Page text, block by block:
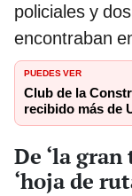
policiales y
encontraban
PUEDES VER
Club de la
recibido más de
De ‘la
‘hoja de